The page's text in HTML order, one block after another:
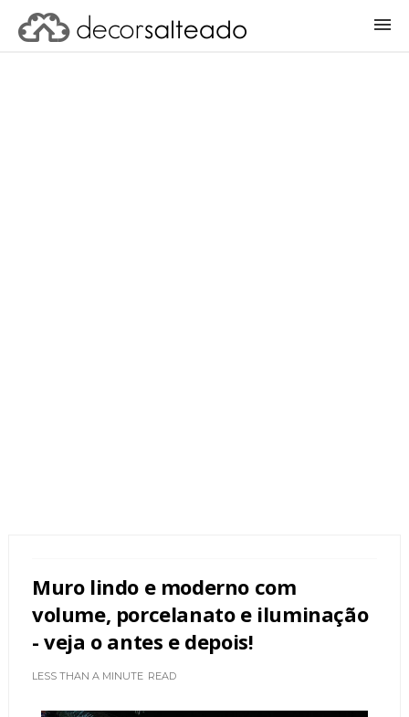
Muro lindo e moderno com
volume, porcelanato e iluminação
- veja o antes e depois!
LESS THAN A MINUTE READ